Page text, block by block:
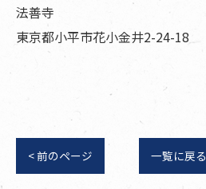
法善寺
東京都小平市花小金井2-24-18
< 前のページ 一覧に戻る